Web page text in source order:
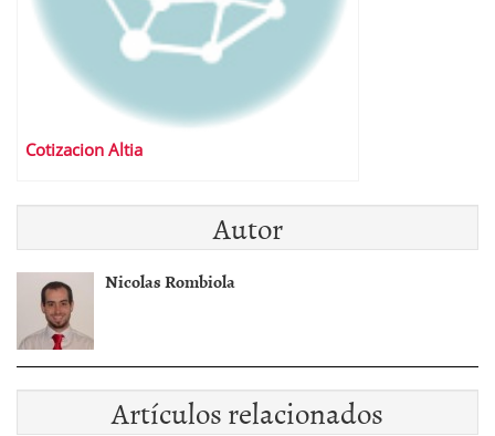
Cotizacion Altia
Autor
Nicolas Rombiola
Artículos relacionados